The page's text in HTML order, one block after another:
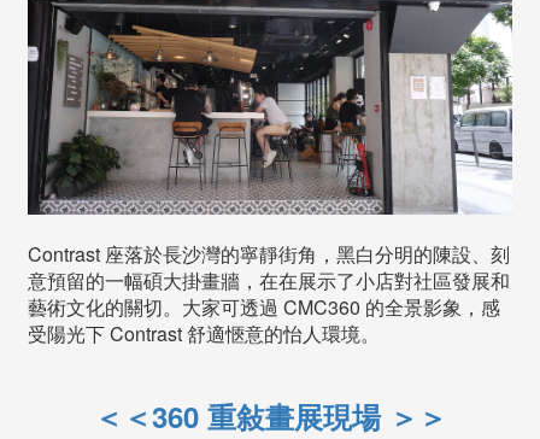
Contrast 座落於長沙灣的寧靜街角，黑白分明的陳設、刻
意預留的一幅碩大掛畫牆，在在展示了小店對社區發展和
藝術文化的關切。大家可透過 CMC360 的全景影象，感
受陽光下 Contrast 舒適愜意的怡人環境。
＜＜360 重敍畫展現場 ＞＞